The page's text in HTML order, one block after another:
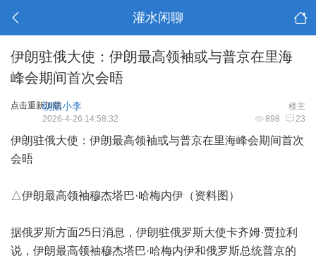
灌水闲聊
伊朗驻俄大使：伊朗最高领袖或与普京在里海
峰会期间首次会晤
点击重新加载 楼主
朝阳小李
898 23
2026-4-26 14:58:32
伊朗驻俄大使：伊朗最高领袖或与普京在里海峰会期间首次
会晤
△伊朗最高领袖穆杰塔巴·哈梅内伊（资料图）
据俄罗斯方面25日消息，伊朗驻俄罗斯大使卡齐姆·贾拉利
说，伊朗最高领袖穆杰塔巴·哈梅内伊和俄罗斯总统普京的